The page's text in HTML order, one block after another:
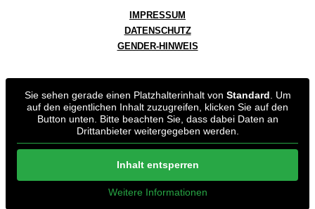
IMPRESSUM
DATENSCHUTZ
GENDER-HINWEIS
Sie sehen gerade einen Platzhalterinhalt von Standard . Um
auf den eigentlichen Inhalt zuzugreifen, klicken Sie auf den
Button unten. Bitte beachten Sie, dass dabei Daten an
Drittanbieter weitergegeben werden.
Inhalt entsperren
Weitere Informationen